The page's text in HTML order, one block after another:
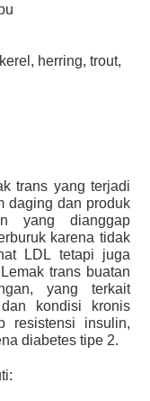
herring, trout,
trans yang terjadi
daging dan produk
yang dianggap
karena tidak
LDL tetapi juga
trans buatan
yang terkait
kondisi kronis
resistensi insulin,
diabetes tipe 2.